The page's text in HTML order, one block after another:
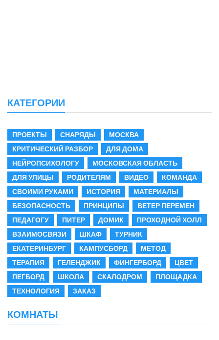
КАТЕГОРИИ
ПРОЕКТЫ СНАРЯДЫ
МОСКВА
КРИТИЧЕСКИЙ РАЗБОР
ДЛЯ ДОМА
НЕЙРОПСИХОЛОГУ
МОСКОВСКАЯ ОБЛАСТЬ
ДЛЯ УЛИЦЫ
РОДИТЕЛЯМ ВИДЕО
КОМАНДА
СВОИМИ РУКАМИ
ИСТОРИЯ
МАТЕРИАЛЫ
БЕЗОПАСНОСТЬ
ПРИНЦИПЫ
ВЕТЕР ПЕРЕМЕН
ПЕДАГОГУ
ПИТЕР ДОМИК
ПРОХОДНОЙ ХОЛЛ
ВЗАИМОСВЯЗИ
ШКАФ
ТУРНИК
ЕКАТЕРИНБУРГ
КАМПУСБОРД
МЕТОД
ТЕРАПИЯ
ГЕЛЕНДЖИК ФИНГЕРБОРД
ЦВЕТ
ПЕГБОРД
ШКОЛА СКАЛОДРОМ
ПЛОЩАДКА
ТЕХНОЛОГИЯ
ЗАКАЗ
КОМНАТЫ